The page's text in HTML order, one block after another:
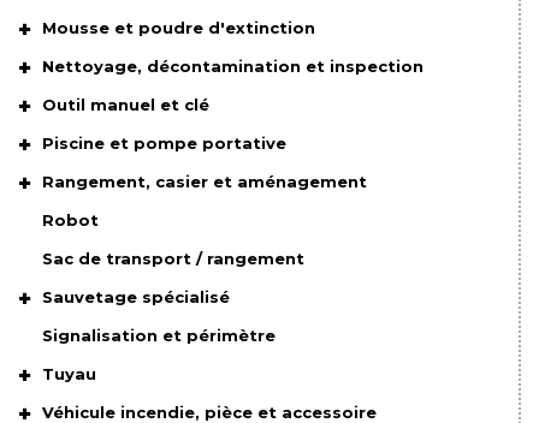
Mousse et poudre d'extinction
Nettoyage, décontamination et inspection
Outil manuel et clé
Piscine et pompe portative
Rangement, casier et aménagement
Robot
Sac de transport / rangement
Sauvetage spécialisé
Signalisation et périmètre
Tuyau
Véhicule incendie, pièce et accessoire